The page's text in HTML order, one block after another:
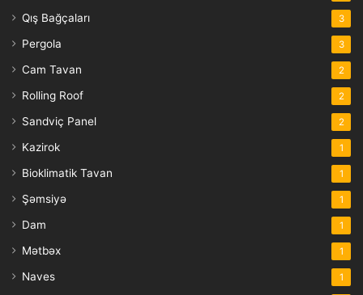
Qış Bağçaları 3
Pergola 3
Cam Tavan 2
Rolling Roof 2
Sandviç Panel 2
Kazirok 1
Bioklimatik Tavan 1
Şəmsiyə 1
Dam 1
Mətbəx 1
Naves 1